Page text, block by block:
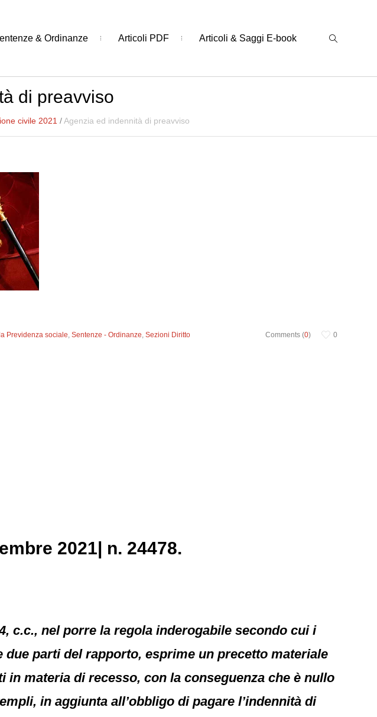
& Ordinanze Articoli PDF Articoli & Saggi E-book
di preavviso
civile 2021 /Agenzia ed indennità di preavviso
Comments (0) 0
Previdenza sociale,Sentenze - Ordinanze,Sezioni Diritto
2021| n. 24478.
c.c., nel porre la regola inderogabile secondo cui i
parti del rapporto, esprime un precetto materiale
materia di recesso, con la conseguenza che è nullo
in aggiunta all’obbligo di pagare l’indennità di